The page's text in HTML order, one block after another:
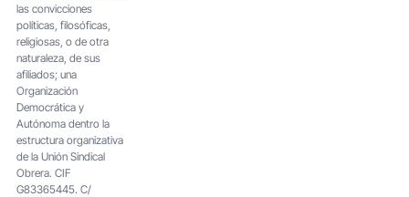
las convicciones
políticas, filosóficas,
religiosas, o de otra
naturaleza, de sus
afiliados; una
Organización
Democrática y
Autónoma dentro la
estructura organizativa
de la Unión Sindical
Obrera. CIF
G83365445. C/